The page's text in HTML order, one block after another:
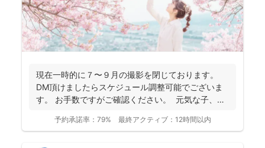
現在一時的に７〜９月の撮影を閉じております。
DM頂けましたらスケジュール調整可能でございま
す。 お手数ですがご確認ください。 元気な子、人
予約承諾率： 79% 最終アクティブ： 12時間以内